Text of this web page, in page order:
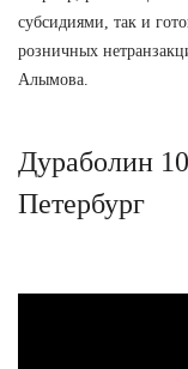
субсидиями, так и
розничных
Алымова.
Дураболин
Петербург